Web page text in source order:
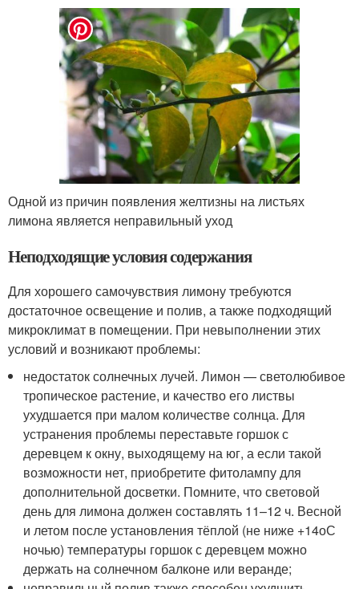
Одной из причин появления желтизны на листьях
лимона является неправильный уход
Неподходящие условия содержания
Для хорошего самочувствия лимону требуются
достаточное освещение и полив, а также подходящий
микроклимат в помещении. При невыполнении этих
условий и возникают проблемы:
недостаток солнечных лучей. Лимон — светолюбивое
тропическое растение, и качество его листвы
ухудшается при малом количестве солнца. Для
устранения проблемы переставьте горшок с
деревцем к окну, выходящему на юг, а если такой
возможности нет, приобретите фитолампу для
дополнительной досветки. Помните, что световой
день для лимона должен составлять 11–12 ч. Весной
и летом после установления тёплой (не ниже +14оС
ночью) температуры горшок с деревцем можно
держать на солнечном балконе или веранде;